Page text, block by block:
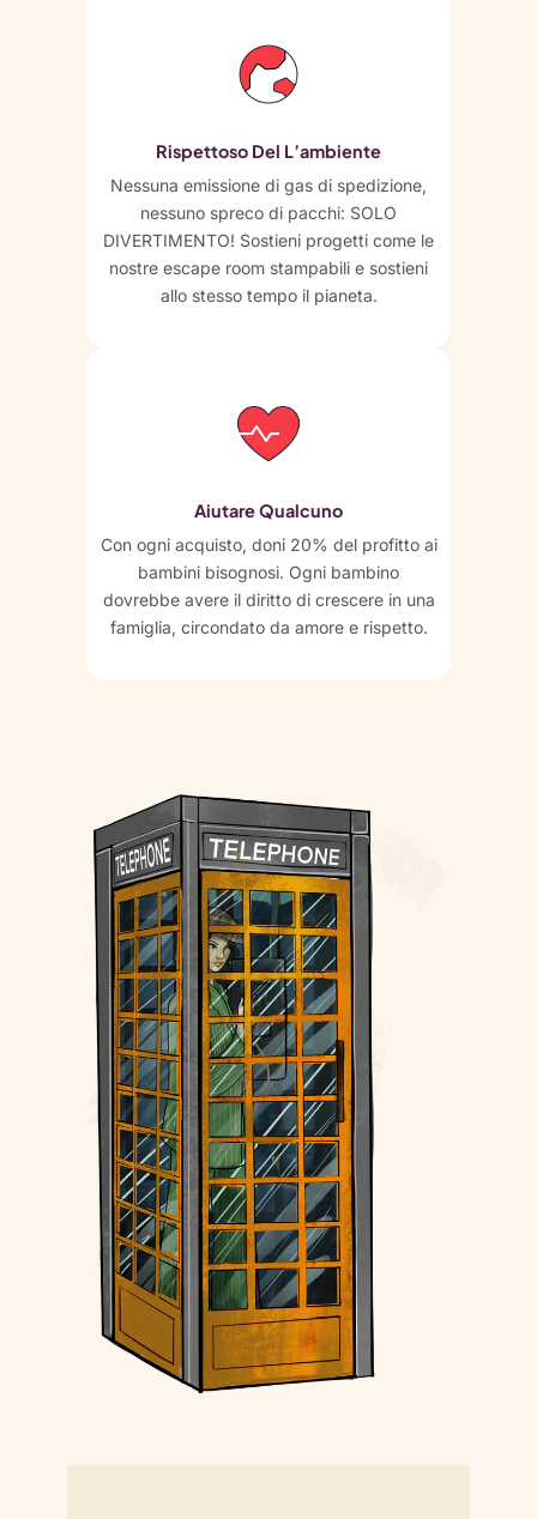
Rispettoso Del L’ambiente
Nessuna emissione di gas di spedizione,
nessuno spreco di pacchi: SOLO
DIVERTIMENTO! Sostieni progetti come le
nostre escape room stampabili e sostieni
allo stesso tempo il pianeta.
Aiutare Qualcuno
Con ogni acquisto, doni 20% del profitto ai
bambini bisognosi. Ogni bambino
dovrebbe avere il diritto di crescere in una
famiglia, circondato da amore e rispetto.